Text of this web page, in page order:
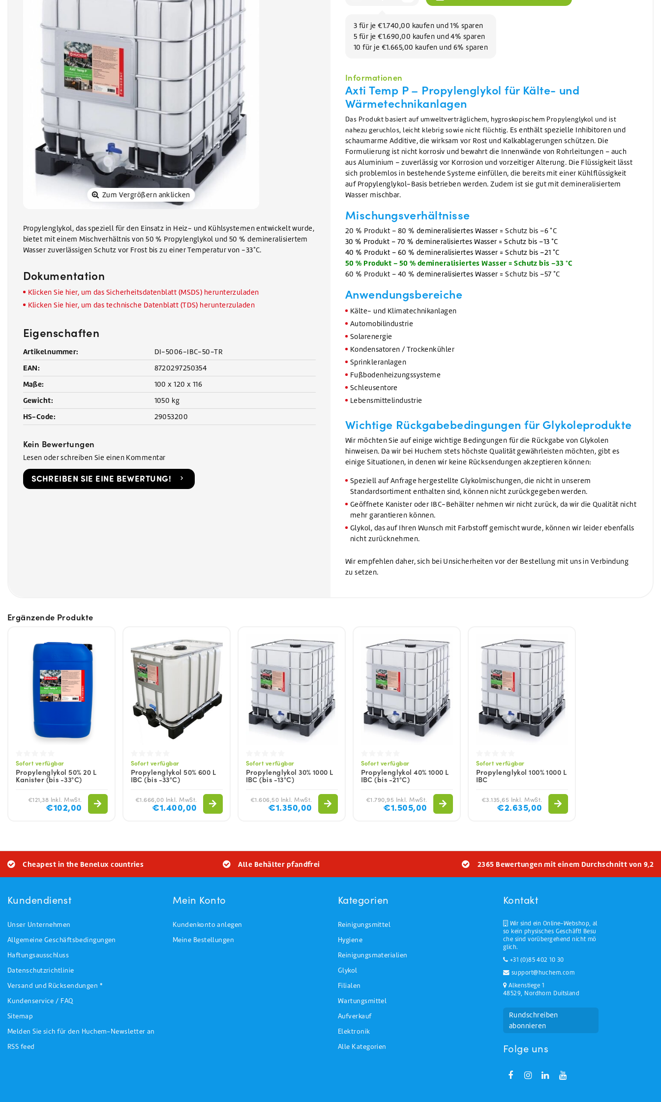
Sonnenkollektoren reinigen
Geschirrreiniger Waschen
VIEW ALL REINIGUNGSMITTEL
Zum Vergrößern anklicken
Propylenglykol, das speziell für den Einsatz in Heiz- und Kühlsystemen entwickelt wurde,
bietet mit einem Mischverhältnis von 50 % Propylenglykol und 50 % demineralisiertem
Wasser zuverlässigen Schutz vor Frost bis zu einer Temperatur von -33°C.
Dokumentation
Klicken Sie hier, um das Sicherheitsdatenblatt (MSDS) herunterzuladen
Klicken Sie hier, um das technische Datenblatt (TDS) herunterzuladen
Eigenschaften
Artikelnummer: DI-5006-IBC-50-TR
EAN: 8720297250354
Maße: 100 x 120 x 116
Gewicht: 1050 kg
HS-Code: 29053200
Kein Bewertungen
Lesen oder schreiben Sie einen Kommentar
SCHREIBEN SIE EINE BEWERTUNG!
3 für je €1.740,00 kaufen und 1% sparen
5 für je €1.690,00 kaufen und 4% sparen
10 für je €1.665,00 kaufen und 6% sparen
Informationen
Axti Temp P – Propylenglykol für Kälte- und
Wärmetechnikanlagen
Das Produkt basiert auf umweltverträglichem, hygroskopischem Propylenglykol und ist
nahezu geruchlos, leicht klebrig sowie nicht flüchtig. Es enthält spezielle Inhibitoren und
schaumarme Additive, die wirksam vor Rost und Kalkablagerungen schützen. Die
Formulierung ist nicht korrosiv und bewahrt die Innenwände von Rohrleitungen – auch
aus Aluminium – zuverlässig vor Korrosion und vorzeitiger Alterung. Die Flüssigkeit lässt
sich problemlos in bestehende Systeme einfüllen, die bereits mit einer Kühlflüssigkeit
auf Propylenglykol-Basis betrieben werden. Zudem ist sie gut mit demineralisiertem
Wasser mischbar.
Mischungsverhältnisse
20 % Produkt – 80 % demineralisiertes Wasser = Schutz bis –6 °C
30 % Produkt – 70 % demineralisiertes Wasser = Schutz bis –13 °C
40 % Produkt – 60 % demineralisiertes Wasser = Schutz bis –21 °C
50 % Produkt – 50 % demineralisiertes Wasser = Schutz bis –33 °C
60 % Produkt – 40 % demineralisiertes Wasser = Schutz bis –57 °C
Anwendungsbereiche
Kälte- und Klimatechnikanlagen
Automobilindustrie
Solarenergie
Kondensatoren / Trockenkühler
Sprinkleranlagen
Fußbodenheizungssysteme
Schleusentore
Lebensmittelindustrie
Wichtige Rückgabebedingungen für Glykoleprodukte
Wir möchten Sie auf einige wichtige Bedingungen für die Rückgabe von Glykolen
hinweisen. Da wir bei Huchem stets höchste Qualität gewährleisten möchten, gibt es
einige Situationen, in denen wir keine Rücksendungen akzeptieren können:
Speziell auf Anfrage hergestellte Glykolmischungen, die nicht in unserem
Standardsortiment enthalten sind, können nicht zurückgegeben werden.
Geöffnete Kanister oder IBC-Behälter nehmen wir nicht zurück, da wir die Qualität nicht
mehr garantieren können.
Glykol, das auf Ihren Wunsch mit Farbstoff gemischt wurde, können wir leider ebenfalls
nicht zurücknehmen.
Wir empfehlen daher, sich bei Unsicherheiten vor der Bestellung mit uns in Verbindung
zu setzen.
Ergänzende Produkte
Sofort verfügbar
Propylenglykol 50% 20 L
Kanister (bis -33°C)
€121,38 Inkl. MwSt.
€102,00
Sofort verfügbar
Propylenglykol 50% 600 L
IBC (bis -33°C)
€1.666,00 Inkl. MwSt.
€1.400,00
Sofort verfügbar
Propylenglykol 30% 1000 L
IBC (bis -13°C)
€1.606,50 Inkl. MwSt.
€1.350,00
Sofort verfügbar
Propylenglykol 40% 1000 L
IBC (bis -21°C)
€1.790,95 Inkl. MwSt.
€1.505,00
Sofort verfügbar
Propylenglykol 100% 1000 L
IBC
€3.135,65 Inkl. MwSt.
€2.635,00
Cheapest in the Benelux countries Alle Behälter pfandfrei 2365 Bewertungen mit einem Durchschnitt von 9,2
Kundendienst
Unser Unternehmen
Allgemeine Geschäftsbedingungen
Haftungsausschluss
Datenschutzrichtlinie
Versand und Rücksendungen *
Kundenservice / FAQ
Sitemap
Melden Sie sich für den Huchem-Newsletter an
RSS feed
Mein Konto
Kundenkonto anlegen
Meine Bestellungen
Kategorien
Reinigungsmittel
Hygiene
Reinigungsmaterialien
Glykol
Filialen
Wartungsmittel
Aufverkauf
Elektronik
Alle Kategorien
Kontakt
Wir sind ein Online-Webshop, al
so kein physisches Geschäft! Besu
che sind vorübergehend nicht mö
glich.
+31 (0)85 402 10 30
support@huchem.com
Alkenstiege 1
48529, Nordhorn Duitsland
Rundschreiben
abonnieren
Folge uns